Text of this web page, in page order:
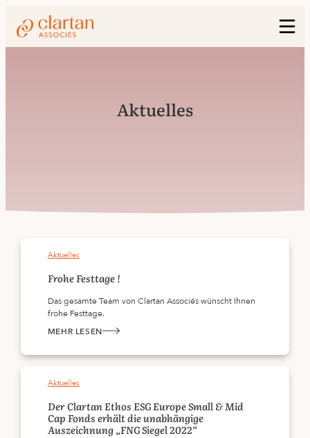
Aktuelles
Aktuelles
Frohe Festtage !
Das gesamte Team von Clartan Associés wünscht Ihnen
frohe Festtage.
MEHR LESEN
:
!
Aktuelles
Der Clartan Ethos ESG Europe Small & Mid
Cap Fonds erhält die unabhängige
Auszeichnung „FNG Siegel 2022“